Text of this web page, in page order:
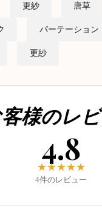
更紗 唐草
パーテーション
更紗
様のレ
4.8
★★★★★
4件のレビュー